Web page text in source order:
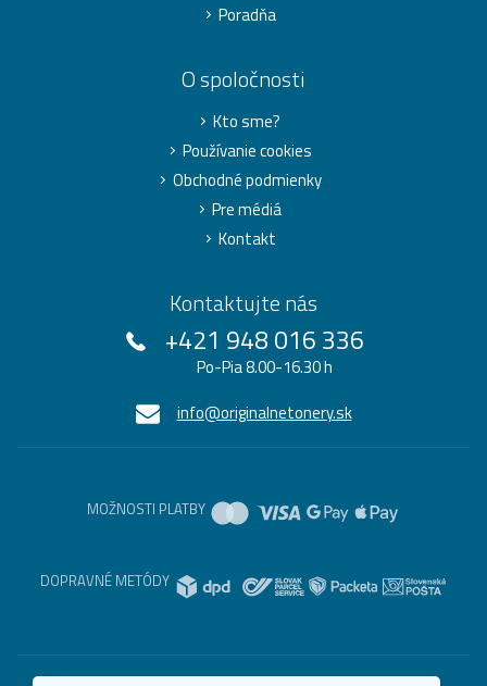
Poradňa
O spoločnosti
Kto sme?
Používanie cookies
Obchodné podmienky
Pre médiá
Kontakt
Kontaktujte nás
+421 948 016 336
Po-Pia 8.00-16.30 h
info@originalnetonery.sk
MOŽNOSTI PLATBY
DOPRAVNÉ METÓDY